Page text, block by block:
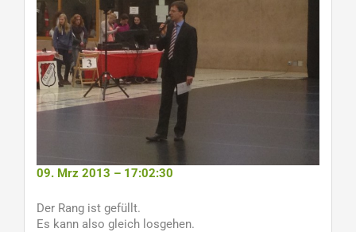
09. Mrz 2013 – 17:02:30
Der Rang ist gefüllt.
Es kann also gleich losgehen.